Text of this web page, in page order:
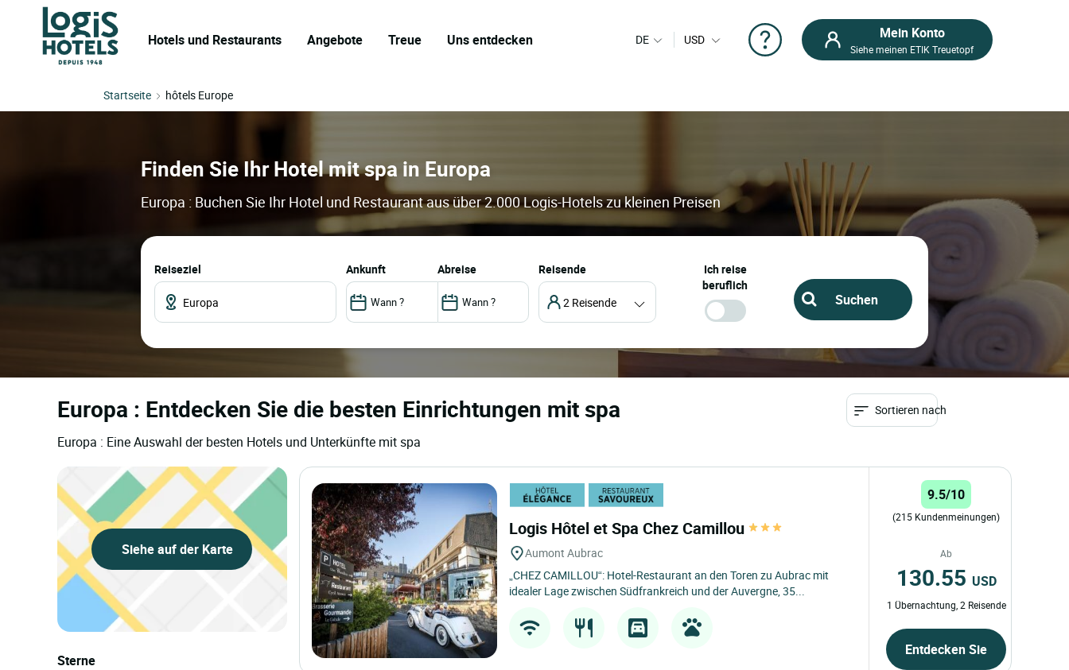
Hotels und Restaurants Angebote Treue Uns entdecken DE USD Mein Konto
Siehe meinen ETIK Treuetopf
Startseite hôtels Europe
Finden Sie Ihr Hotel mit spa in Europa
Europa : Buchen Sie Ihr Hotel und Restaurant aus über 2.000 Logis-Hotels zu kleinen Preisen
Reiseziel ankunft abreise Reisende
2 Reisende
Ich reise
beruflich
Europa : Entdecken Sie die besten Einrichtungen mit spa
Europa : Eine Auswahl der besten Hotels und Unterkünfte mit spa
Sortieren nach
Siehe auf der Karte
Sterne
Logis Hôtel et Spa Chez Camillou
Aumont Aubrac
„CHEZ CAMILLOU“: Hotel-Restaurant an den Toren zu Aubrac mit
idealer Lage zwischen Südfrankreich und der Auvergne, 35...
9.5/10
(215 Kundenmeinungen)
Ab
130.55 USD
1 Übernachtung, 2 Reisende
Entdecken Sie